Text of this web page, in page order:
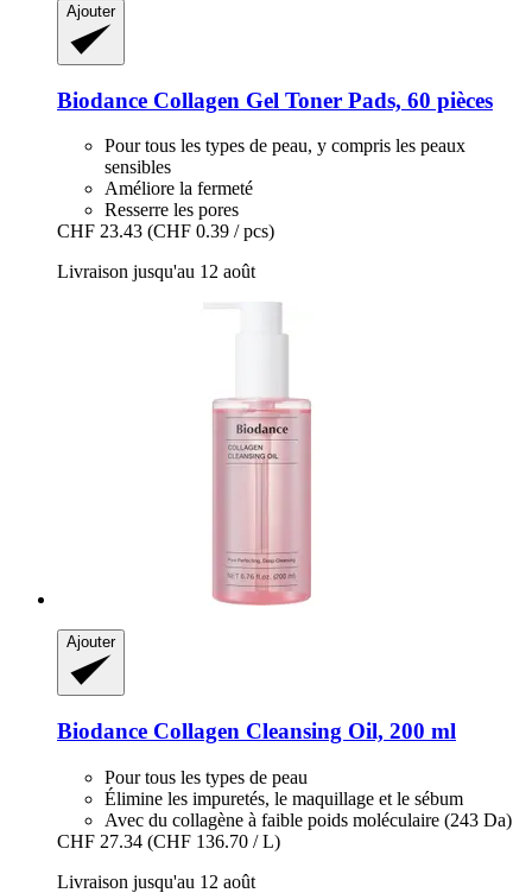
Ajouter
Biodance Collagen Gel Toner Pads, 60 pièces
Pour tous les types de peau, y compris les peaux
sensibles
Améliore la fermeté
Resserre les pores
CHF 23.43 (CHF 0.39 / pcs)
Livraison jusqu'au 12 août
Ajouter
Biodance Collagen Cleansing Oil, 200 ml
Pour tous les types de peau
Élimine les impuretés, le maquillage et le sébum
Avec du collagène à faible poids moléculaire (243 Da)
CHF 27.34 (CHF 136.70 / L)
Livraison jusqu'au 12 août